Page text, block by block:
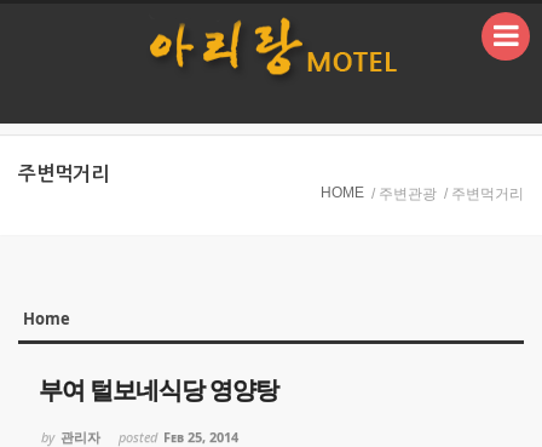
주변먹거리
HOME / 주변관광 / 주변먹거리
Home
부여 털보네식당 영양탕
by 관리자 posted Feb 25, 2014
Sketchbook5, 스케치북5
Sketchbook5, 스케치북5